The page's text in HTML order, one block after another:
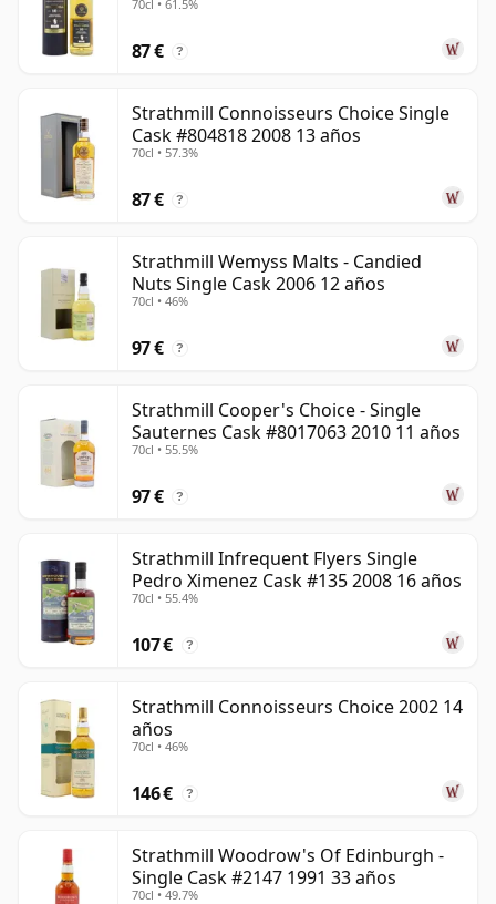
crear un estilo más limpio y delicado, idóneo para el
blending pero también atractivo como single malt de
perfil sutil.
Strathmill es un recordatorio de que algunos de los
whiskies más interesantes de Speyside se encuentran
justo fuera del foco de atención. Cuando se embotella
por sí solo, ofrece un estilo suave y contenido, con la
rincones más tranquilos del Scotch whisky.
70cl • 61.5%
87 € ?
Strathmill Connoisseurs Choice Single
Cask #804818 2008 13 años
70cl • 57.3%
87 € ?
Strathmill Wemyss Malts - Candied
Nuts Single Cask 2006 12 años
70cl • 46%
97 € ?
Strathmill Cooper's Choice - Single
Sauternes Cask #8017063 2010 11 años
70cl • 55.5%
97 € ?
Strathmill Infrequent Flyers Single
Pedro Ximenez Cask #135 2008 16 años
70cl • 55.4%
107 € ?
Strathmill Connoisseurs Choice 2002 14
años
70cl • 46%
146 € ?
Strathmill Woodrow's Of Edinburgh -
Single Cask #2147 1991 33 años
70cl • 49.7%